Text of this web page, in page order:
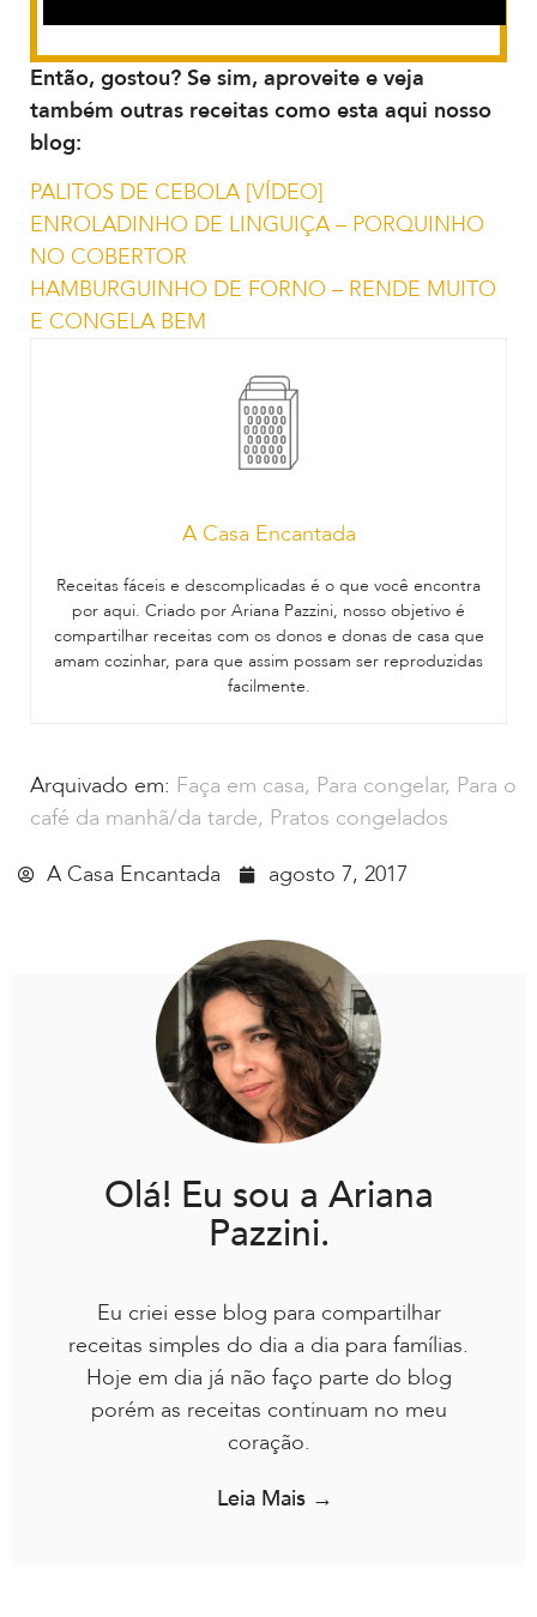
Então, gostou? Se sim, aproveite e veja
também outras receitas como esta aqui nosso
blog:
PALITOS DE CEBOLA [VÍDEO]
ENROLADINHO DE LINGUIÇA – PORQUINHO
NO COBERTOR
HAMBURGUINHO DE FORNO – RENDE MUITO
E CONGELA BEM
A Casa Encantada
Receitas fáceis e descomplicadas é o que você encontra
por aqui. Criado por Ariana Pazzini, nosso objetivo é
compartilhar receitas com os donos e donas de casa que
amam cozinhar, para que assim possam ser reproduzidas
facilmente.
Arquivado em: Faça em casa, Para congelar, Para o
café da manhã/da tarde, Pratos congelados
A Casa Encantada
agosto 7, 2017
Olá! Eu sou a Ariana
Pazzini.
Eu criei esse blog para compartilhar
receitas simples do dia a dia para famílias.
Hoje em dia já não faço parte do blog
porém as receitas continuam no meu
coração.
Leia Mais →